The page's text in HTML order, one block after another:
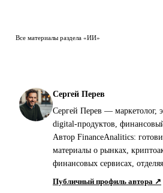
Все материалы раздела «ИИ»
Сергей Перев
Сергей Перев — маркетолог,
digital-продуктов,
Автор FinanceAnalitics:
материалы о рынках,
финансовых сервисах,
Публичный профиль автора ↗